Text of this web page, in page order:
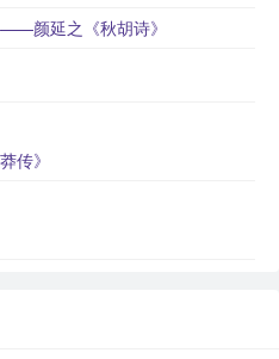
颜延之《秋胡诗》
传》